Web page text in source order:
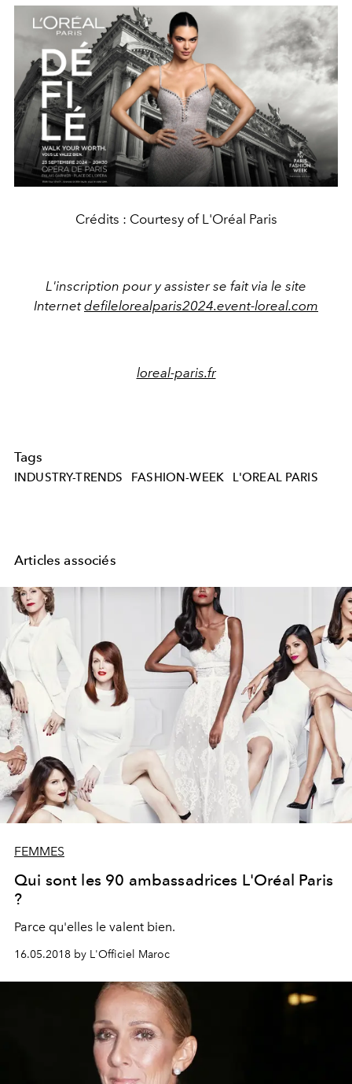
Crédits : Courtesy of L'Oréal Paris
L'inscription pour y assister se fait via le site
Internetdefilelorealparis2024.event-loreal.com
loreal-paris.fr
Tags
INDUSTRY-TRENDS FASHION-WEEK L'OREAL PARIS
Articles associés
FEMMES
Qui sont les 90 ambassadrices L'Oréal Paris
?
Parce qu'elles le valent bien.
16.05.2018 by L'Officiel Maroc